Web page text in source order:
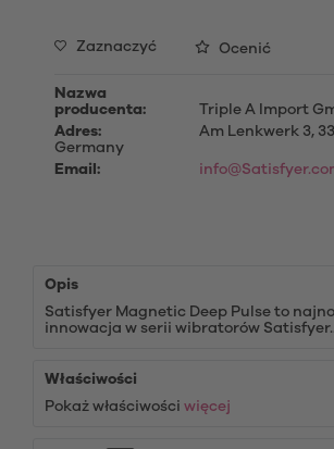
Zaznaczyć Ocenić
Nazwa
producenta:
Triple A Import
Adres:
Am Lenkwerk 3,
Germany
Email:
Opis
Satisfyer Magnetic Deep Pulse to
innowacja w serii wibratorów
Właściwości
Pokaż właściwości więcej